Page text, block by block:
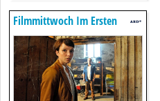
Filmmittwoch Im Ersten